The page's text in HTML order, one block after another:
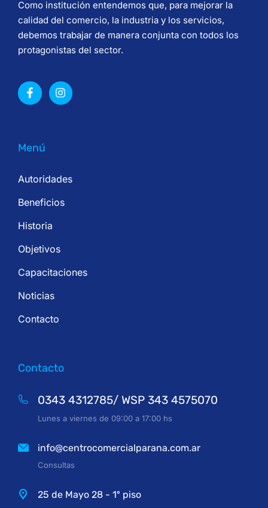
Como institución entendemos que, para mejorar la
calidad del comercio, la industria y los servicios,
debemos trabajar de manera conjunta con todos los
protagonistas del sector.
Menú
Autoridades
Beneficios
Historia
Objetivos
Capacitaciones
Noticias
Contacto
Contacto
0343 4312785/ WSP 343 4575070
Lunes a viernes de 09:00 a 17:00 hs
info@centrocomercialparana.com.ar
Consultas
25 de Mayo 28 - 1º piso